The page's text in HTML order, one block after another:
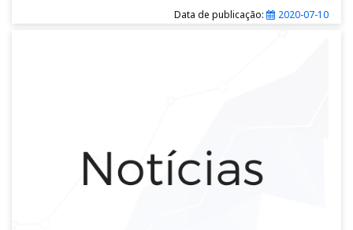
Data de publicação: 2020-07-10